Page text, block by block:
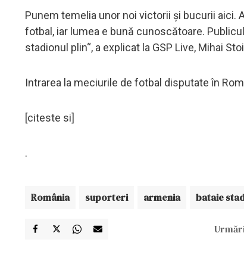
Punem temelia unor noi victorii şi bucurii aici.
fotbal, iar lumea e bună cunoscătoare.
stadionul plin“, a explicat la GSP Live, Mihai
Intrarea la meciurile de fotbal disputate în
[citeste si]
.
România suporteri armenia bataie